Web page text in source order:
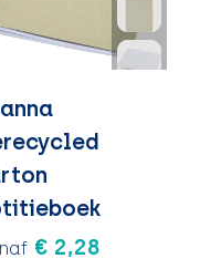
€ 2,28